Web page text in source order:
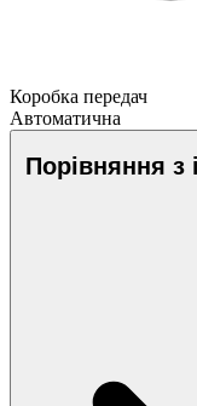
Коробка передач
Автоматична
Порівняння